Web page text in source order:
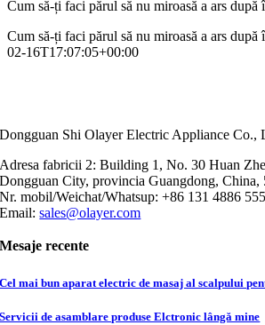
Cum să-ți faci părul să nu miroasă a ars după
Cum să-ți faci părul să nu miroasă a ars după
02-16T17:07:05+00:00
Dongguan Shi Olayer Electric Appliance Co.,
Adresa fabricii 2: Building 1, No. 30 Huan
Dongguan City, provincia Guangdong, China,
Nr. mobil/Weichat/Whatsup: +86 131 4886
Email:sales@olayer.com
Mesaje recente
Cel mai bun aparat electric de masaj al scalpului
Servicii de asamblare produse Elctronic lângă mine